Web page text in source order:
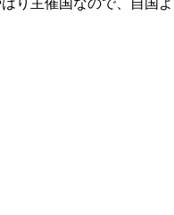
り主催国なので、自国